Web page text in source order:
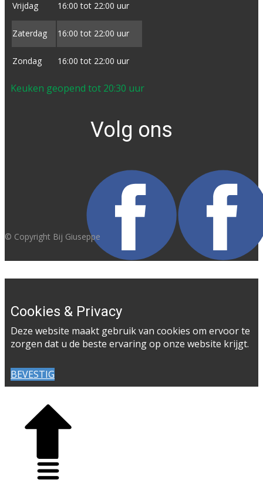
Vrijdag 16:00 tot ​22:00 uur
Zaterdag 16:00 tot ​22:00 uur
Zondag 16:00 tot ​22:00 uur
Keuken geopend tot 20:30 uur
Volg ons
© Copyright Bij Giuseppe
Cookies & Privacy
Deze website maakt gebruik van cookies om ervoor te
zorgen dat u de beste ervaring op onze website krijgt.
BEVESTIG